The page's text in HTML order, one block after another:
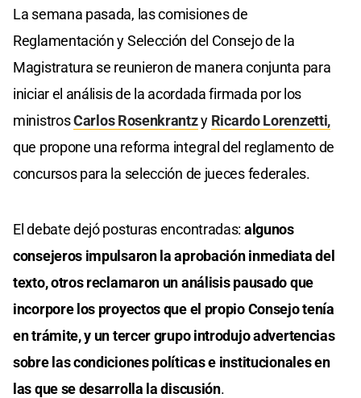
La semana pasada, las comisiones de
Reglamentación y Selección del Consejo de la
Magistratura se reunieron de manera conjunta para
iniciar el análisis de la acordada firmada por los
ministrosCarlos Rosenkrantzy Ricardo Lorenzetti,
que propone una reforma integral del reglamento de
concursos para la selección de jueces federales.
El debate dejó posturas encontradas: algunos
consejeros impulsaron la aprobación inmediata del
texto, otros reclamaron un análisis pausado que
incorpore los proyectos que el propio Consejo tenía
en trámite, y un tercer grupo introdujo advertencias
sobre las condiciones políticas e institucionales en
las que se desarrolla la discusión.